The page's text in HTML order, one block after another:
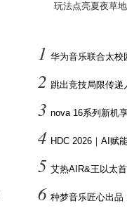
玩法点亮夏夜草地
1 华为音乐联合太校
2 跳出竞技局限传递
3 nova 16系列新机
4 HDC 2026｜AI赋
5 艾热AIR&王以太
6 种梦音乐匠心出品